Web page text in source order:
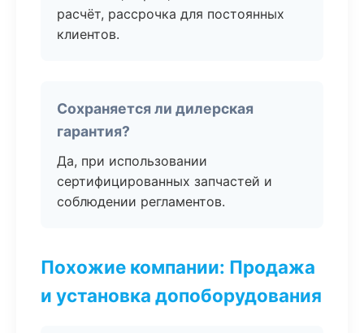
расчёт, рассрочка для постоянных
клиентов.
Сохраняется ли дилерская
гарантия?
Да, при использовании
сертифицированных запчастей и
соблюдении регламентов.
Похожие компании: Продажа
и установка допоборудования